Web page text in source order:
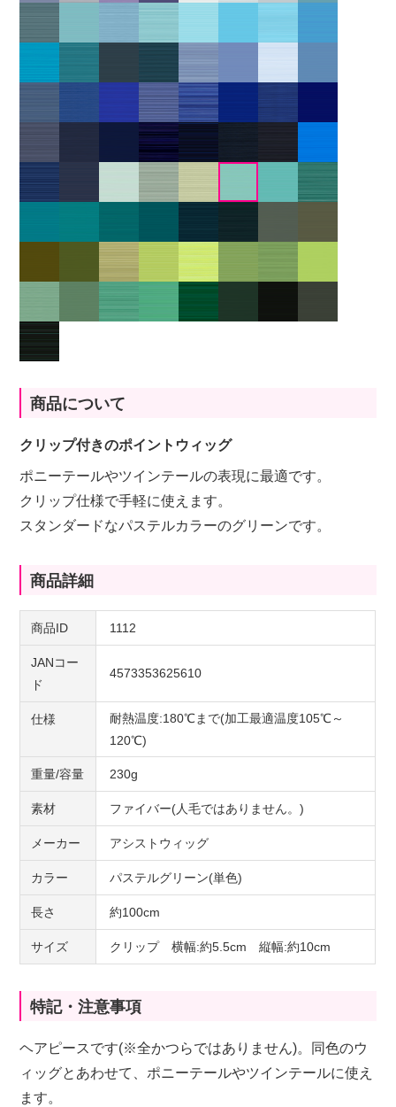
商品について
クリップ付きのポイントウィッグ
ポニーテールやツインテールの表現に最適です。
クリップ仕様で手軽に使えます。
スタンダードなパステルカラーのグリーンです。
商品詳細
商品ID 1112
JANコー
ド
4573353625610
仕様
耐熱温度:180℃まで(加工最適温度105℃～
120℃)
重量/容量 230g
素材 ファイバー(人毛ではありません。)
メーカー アシストウィッグ
カラー パステルグリーン(単色)
長さ 約100cm
サイズ クリップ 横幅:約5.5cm 縦幅:約10cm
特記・注意事項
ヘアピースです(※全かつらではありません)。同色のウ
ィッグとあわせて、ポニーテールやツインテールに使え
ます。